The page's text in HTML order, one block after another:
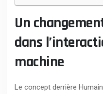
Un
dans
machine
Le concept derrière